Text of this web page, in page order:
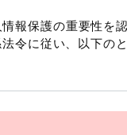
報保護の重要性を
令に従い、以下の